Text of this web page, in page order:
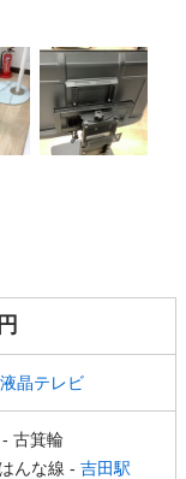
液晶テレビ
- 古箕輪
んな線 - 吉田駅